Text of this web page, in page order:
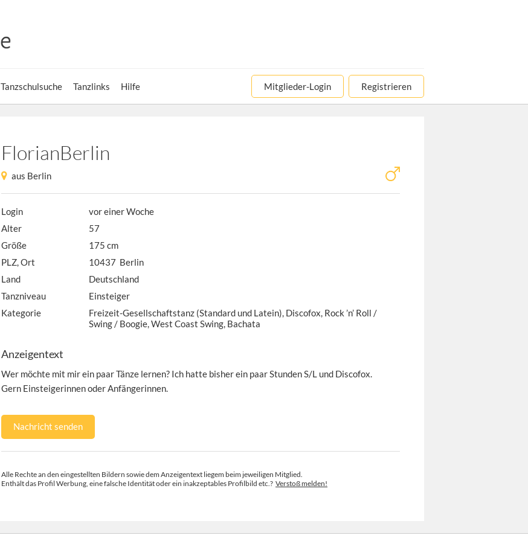
Tanzschulsuche Tanzlinks Hilfe Mitglieder-Login Registrieren
FlorianBerlin
aus Berlin
Login
vor einer Woche
Alter
57
Größe
175 cm
PLZ, Ort
10437 Berlin
Land
Deutschland
Tanzniveau
Einsteiger
Kategorie
Freizeit-Gesellschaftstanz (Standard und Latein), Discofox, Rock ’n’ Roll /
Swing / Boogie, West Coast Swing, Bachata
Anzeigentext
Wer möchte mit mir ein paar Tänze lernen? Ich hatte bisher ein paar Stunden S/L und Discofox.
Gern Einsteigerinnen oder Anfängerinnen.
Nachricht senden
Alle Rechte an den eingestellten Bildern sowie dem Anzeigentext liegem beim jeweiligen Mitglied.
Enthält das Profil Werbung, eine falsche Identität oder ein inakzeptables Profilbild etc.? Verstoß melden!